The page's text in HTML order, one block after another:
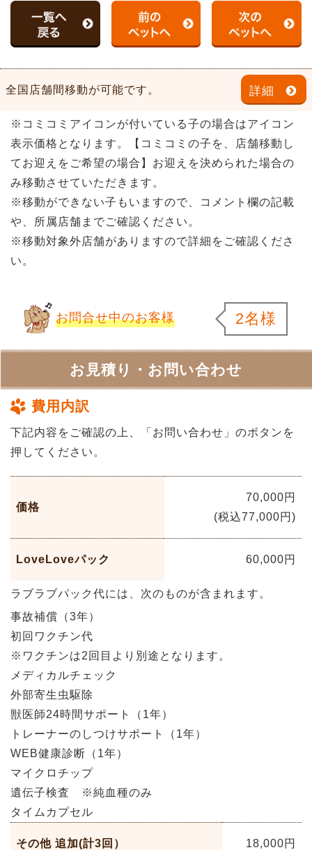
全国店舗間移動が可能です。 詳細
※コミコミアイコンが付いている子の場合はアイコン
表示価格となります。【コミコミの子を、店舗移動し
てお迎えをご希望の場合】お迎えを決められた場合の
み移動させていただきます。
※移動ができない子もいますので、コメント欄の記載
や、所属店舗までご確認ください。
※移動対象外店舗がありますので詳細をご確認くださ
い。
お問合せ中のお客様 2名様
お見積り・お問い合わせ
費用内訳
下記内容をご確認の上、「お問い合わせ」のボタンを
押してください。
価格
70,000円
(税込77,000円)
LoveLoveパック 60,000円
ラブラブパック代には、次のものが含まれます。
事故補償（3年）
初回ワクチン代
※ワクチンは2回目より別途となります。
メディカルチェック
外部寄生虫駆除
獣医師24時間サポート（1年）
トレーナーのしつけサポート（1年）
WEB健康診断（1年）
マイクロチップ
遺伝子検査 ※純血種のみ
タイムカプセル
その他 追加(計3回） 18,000円